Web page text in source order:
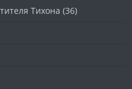
Тихона (36)